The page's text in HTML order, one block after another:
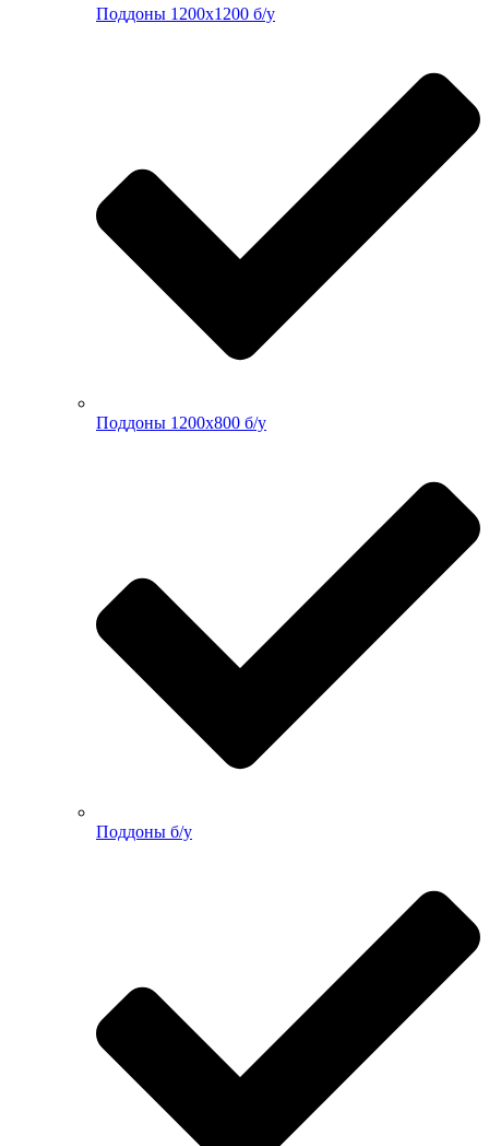
Поддоны 1200х1200 б/у
Поддоны 1200х800 б/у
Поддоны б/у